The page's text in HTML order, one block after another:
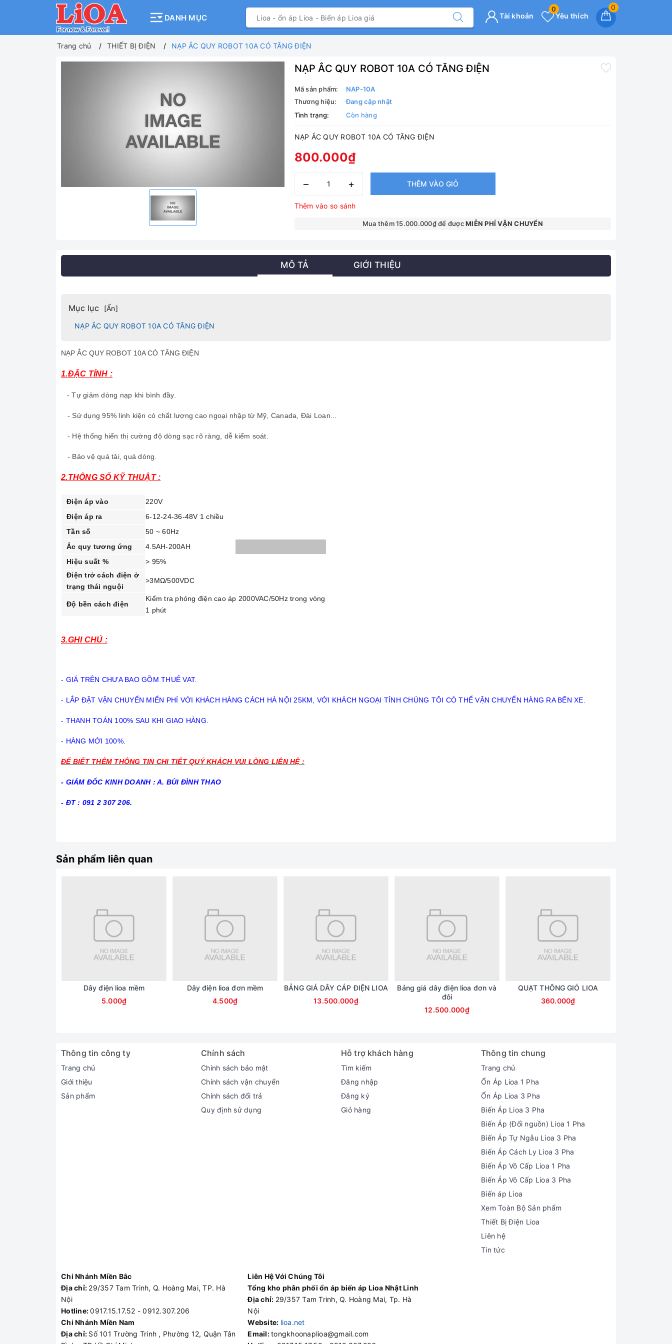
DANH MỤC
0
Yêu thích
0
Tài khoản
Trang chủ THIẾT BỊ ĐIỆN NẠP ẮC QUY ROBOT 10A CÓ TĂNG ĐIỆN
NẠP ẮC QUY ROBOT 10A CÓ TĂNG ĐIỆN
Mã sản phẩm:
NAP-10A
Thương hiệu:
Đang cập nhật
Tình trạng:
Còn hàng
NẠP ẮC QUY ROBOT 10A CÓ TĂNG ĐIỆN
800.000₫
– + THÊM VÀO GIỎ
Thêm vào so sánh
Mua thêm 15.000.000₫ để đượcMIỄN PHÍ VẬN CHUYỂN
MÔ TẢ GIỚI THIỆU
Mục lục [Ẩn]
NẠP ẮC QUY ROBOT 10A CÓ TĂNG ĐIỆN
NẠP ẮC QUY ROBOT 10A CÓ TĂNG ĐIỆN
1.ĐẶC TÍNH :
- Tự giảm dòng nạp khi bình đầy.
- Sử dụng 95% linh kiện có chất lượng cao ngoại nhập từ Mỹ, Canada, Đài Loan...
- Hệ thống hiển thị cường độ dòng sạc rõ ràng, dễ kiểm soát.
- Bảo vệ quá tải, quá dòng.
2.THÔNG SỐ KỸ THUẬT :
Điện áp vào
220V
Điện áp ra
6-12-24-36-48V 1 chiều
Tần số
50 ~ 60Hz
Ắc quy tương ứng
4.5AH-200AH
Hiệu suất %
> 95%
Điện trở cách điện ở
trạng thái nguội
>3MΩ/500VDC
Độ bền cách điện
Kiểm tra phóng điện cao áp 2000VAC/50Hz trong vòng
1 phút
3.GHI CHÚ :
- GIÁ TRÊN CHƯA BAO GỒM THUẾ VAT.
- LẮP ĐẶT VẬN CHUYỂN MIỂN PHÍ VỚI KHÁCH HÀNG CÁCH HÀ NỘI 25KM, VỚI KHÁCH NGOẠI TỈNH CHÚNG TÔI CÓ THỂ VẬN CHUYỂN HÀNG RA BẾN XE.
- THANH TOÁN 100% SAU KHI GIAO HÀNG.
- HÀNG MỚI 100%.
ĐỂ BIẾT THÊM THÔNG TIN CHI TIẾT QUÝ KHÁCH VUI LÒNG LIÊN HỆ :
- GIÁM ĐỐC KINH DOANH : A. BÙI ĐÌNH THAO
- ĐT : 091 2 307 206.
Sản phẩm liên quan
Dây điện lioa mềm
5.000₫
Dây điện lioa đơn mềm
4.500₫
BẢNG GIÁ DÂY CÁP ĐIỆN LIOA
13.500.000₫
Bảng giá dây điện lioa đơn và
đôi
12.500.000₫
QUẠT THÔNG GIÓ LIOA
360.000₫
Thông tin công ty
Trang chủ
Giới thiệu
Sản phẩm
Chính sách
Chính sách bảo mật
Chính sách vận chuyển
Chính sách đổi trả
Quy định sử dụng
Hỗ trợ khách hàng
Tìm kiếm
Đăng nhập
Đăng ký
Giỏ hàng
Thông tin chung
Trang chủ
Ổn Áp Lioa 1 Pha
Ổn Áp Lioa 3 Pha
Biến Áp Lioa 3 Pha
Biến Áp (Đổi nguồn) Lioa 1 Pha
Biến Áp Tự Ngẫu Lioa 3 Pha
Biến Áp Cách Ly Lioa 3 Pha
Biến Áp Vô Cấp Lioa 1 Pha
Biến Áp Vô Cấp Lioa 3 Pha
Biến áp Lioa
Xem Toàn Bộ Sản phẩm
Thiết Bị Điện Lioa
Liên hệ
Tin tức
Chi Nhánh Miền Bắc
Địa chỉ: 29/357 Tam Trinh, Q. Hoàng Mai, TP. Hà
Nội
Hotline:0917.15.17.52 - 0912.307.206
Chi Nhánh Miền Nam
Địa chỉ: Số 101 Trường Trinh , Phường 12, Quận Tân
Liên Hệ Với Chúng Tôi
Tổng kho phân phối ổn áp biến áp Lioa Nhật Linh
Địa chỉ: 29/357 Tam Trinh, Q. Hoàng Mai, Tp. Hà
Nội
Website: lioa.net
Email:tongkhoonaplioa@gmail.com